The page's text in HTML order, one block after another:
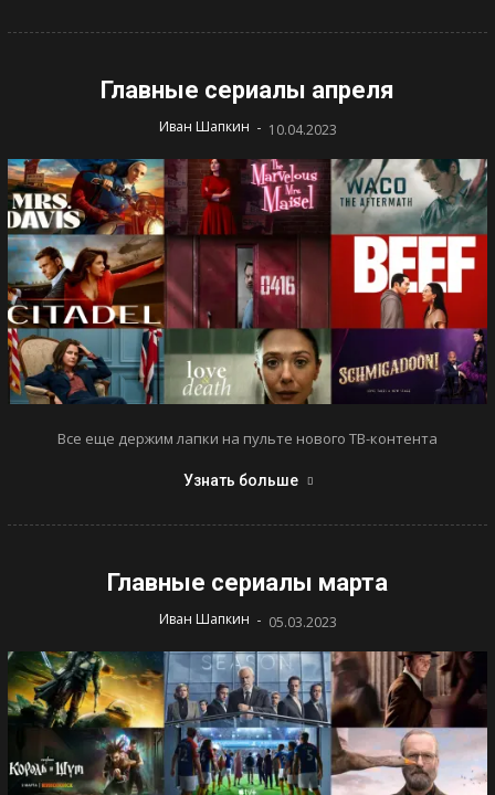
Главные сериалы апреля
Иван Шапкин - 10.04.2023
Все еще держим лапки на пульте нового ТВ-контента
Узнать больше
Главные сериалы марта
Иван Шапкин - 05.03.2023